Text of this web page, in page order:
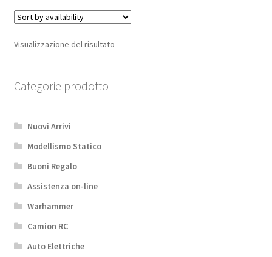
CAVA
-
Visualizzazione del risultato
Categorie prodotto
Nuovi Arrivi
Modellismo Statico
Buoni Regalo
Assistenza on-line
Warhammer
Camion RC
Auto Elettriche